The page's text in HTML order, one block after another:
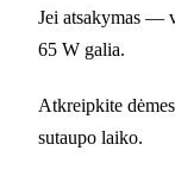
Jei atsakymas —
65 W galia.
Atkreipkite
sutaupo laiko.